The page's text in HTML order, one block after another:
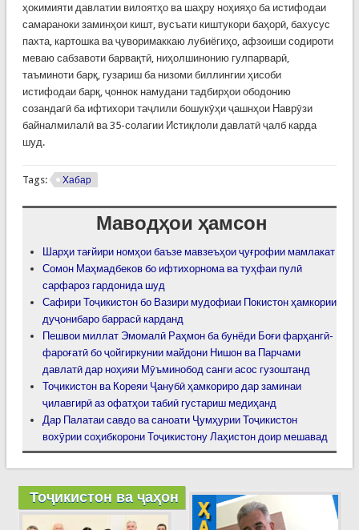
ҳокимияти давлатии вилоятҳо ва шаҳру ноҳияҳо ба истифодаи
самараноки заминҳои кишт, вусъати киштукори баҳорӣ, бахусус
пахта, картошка ва ҷуворимаккаю лубиёгиҳо, афзоиши содироти
меваю сабзавоти барвақтӣ, ниҳолшинонию гулпарварӣ,
таъминоти барқ, гузариш ба низоми биллингии ҳисоби
истифодаи барқ, ҷоннок намудани тадбирҳои ободонию
созандагӣ ба ифтихори таҷлили бошукӯҳи ҷашнҳои Наврӯзи
байналмилалӣ ва 35-солагии Истиқлоли давлатӣ ҷалб карда
шуд.
Tags: Хабар
Маводҳои ҳамсон
Шарҳи тағйири номҳои баъзе мавзеъҳои ҷуғрофии мамлакат
Сомон Маҳмадбеков бо ифтихорнома ва туҳфаи пулӣ
сарфароз гардонида шуд
Сафири Тоҷикистон бо Вазири мудофиаи Покистон ҳамкории
дуҷонибаро баррасӣ карданд
Пешвои миллат Эмомалӣ Раҳмон ба бунёди Боғи фарҳангӣ-
фароғатӣ бо ҷойгиркунии майдони Нишон ва Парчами
давлатӣ дар ноҳияи Мӯъминобод санги асос гузоштанд
Тоҷикистон ва Кореяи Ҷанубӣ ҳамкориро дар заминаи
ҷилавгирӣ аз офатҳои табиӣ густариш медиҳанд
Дар Палатаи савдо ва саноати Ҷумҳурии Тоҷикистон
вохӯрии соҳибкорони Тоҷикистону Лаҳистон доир мешавад
Тоҷикистон ва ҷаҳон